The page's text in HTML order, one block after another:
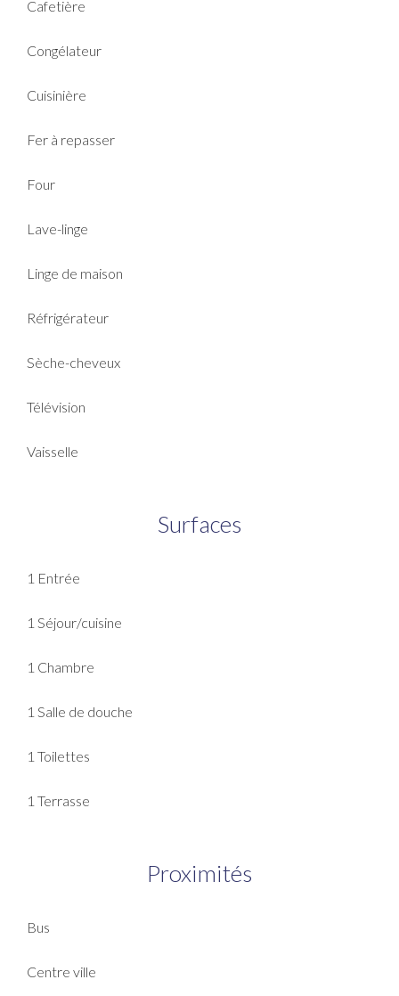
Cafetière
Congélateur
Cuisinière
Fer à repasser
Four
Lave-linge
Linge de maison
Réfrigérateur
Sèche-cheveux
Télévision
Vaisselle
Surfaces
1 Entrée
1 Séjour/cuisine
1 Chambre
1 Salle de douche
1 Toilettes
1 Terrasse
Proximités
Bus
Centre ville